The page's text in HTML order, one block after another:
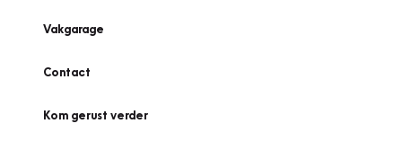
Vakgarage
Contact
Kom gerust verder